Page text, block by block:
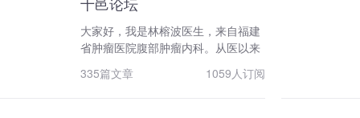
大家好，我是林榕波医生，来自福建
省肿瘤医院腹部肿瘤内科。从医以来
我致力于胃、结直肠、食管、肝胆胰
等消化系统恶性肿瘤的化疗生物治疗
1059人订阅
335篇文章